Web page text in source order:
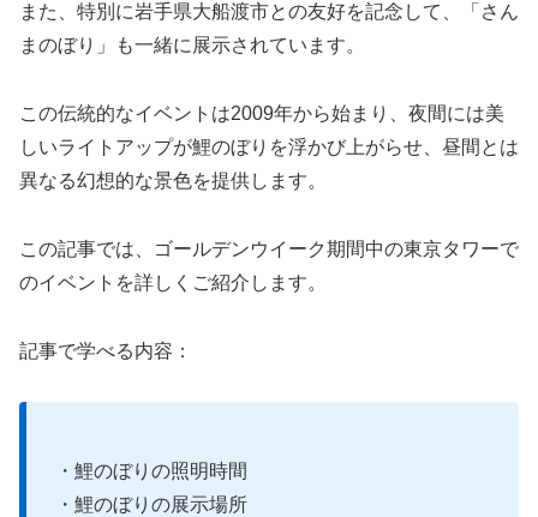
また、特別に岩手県大船渡市との友好を記念して、「さん
まのぼり」も一緒に展示されています。
この伝統的なイベントは2009年から始まり、夜間には美
しいライトアップが鯉のぼりを浮かび上がらせ、昼間とは
異なる幻想的な景色を提供します。
この記事では、ゴールデンウイーク期間中の東京タワーで
のイベントを詳しくご紹介します。
記事で学べる内容：
・鯉のぼりの照明時間
・鯉のぼりの展示場所